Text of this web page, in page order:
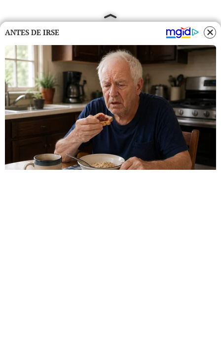
ANTES DE IRSE